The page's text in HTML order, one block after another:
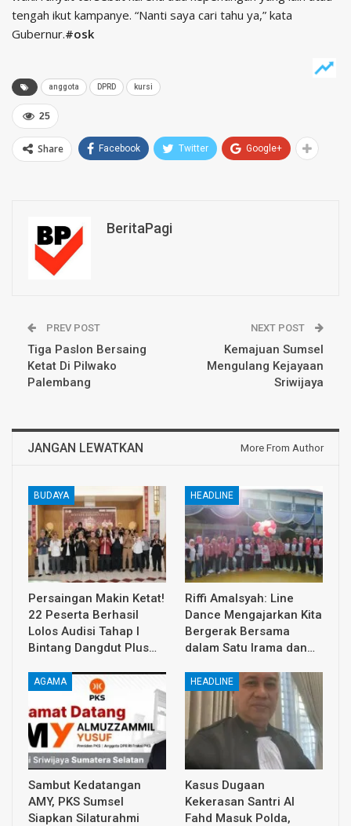
tengah ikut kampanye. “Nanti saya cari tahu ya,” kata
Gubernur.#osk
anggota DPRD kursi
25
Share Facebook Twitter Google+
BeritaPagi
PREV POST
Tiga Paslon Bersaing
Ketat Di Pilwako
Palembang
NEXT POST
Kemajuan Sumsel
Mengulang Kejayaan
Sriwijaya
JANGAN LEWATKAN More From Author
BUDAYA
Persaingan Makin Ketat!
22 Peserta Berhasil
Lolos Audisi Tahap I
Bintang Dangdut Plus…
HEADLINE
Riffi Amalsyah: Line
Dance Mengajarkan Kita
Bergerak Bersama
dalam Satu Irama dan…
AGAMA
Sambut Kedatangan
AMY, PKS Sumsel
Siapkan Silaturahmi
HEADLINE
Kasus Dugaan
Kekerasan Santri Al
Fahd Masuk Polda,